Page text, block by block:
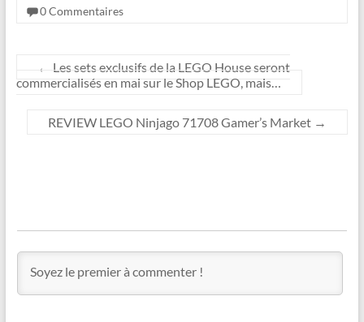
0 Commentaires
←
Les sets exclusifs de la LEGO House seront
commercialisés en mai sur le Shop LEGO, mais…
REVIEW LEGO Ninjago 71708 Gamer’s Market →